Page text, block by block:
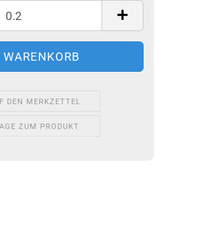
DEN MERKZETTEL
ZUM PRODUKT